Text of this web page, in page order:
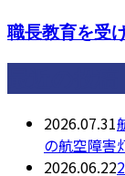
職長教育を受け
2026.07.31
の航空障害
2026.06.22